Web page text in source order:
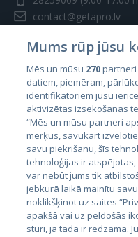
contact@getapro.lv
Страны
Эстония
Латвия
Литва
Mums rūp jūsu
Mēs un mūsu 270partneri
datiem, piemēram,
identifikatoriem jūsu
aktivizētas izsekošanas
“Mēs un mūsu partneri
mērķus, savukārt
savu piekrišanu, šīs
tehnoloģijas ir
var nebūt jums tik
jebkurā laikā mainītu
noklikšķinot uz saites
apakšā vai uz peldošās
stūrī, ja tāda ir redzama.